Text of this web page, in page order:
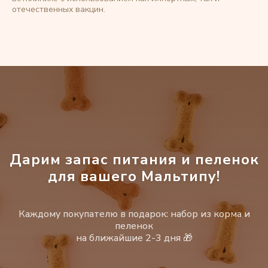
отечественных вакцин.
Дарим запас питания и пеленок
для вашего Мальтипу!
Каждому покупателю в подарок: набор из корма и
пеленок
на ближайшие 2-3 дня 🎁